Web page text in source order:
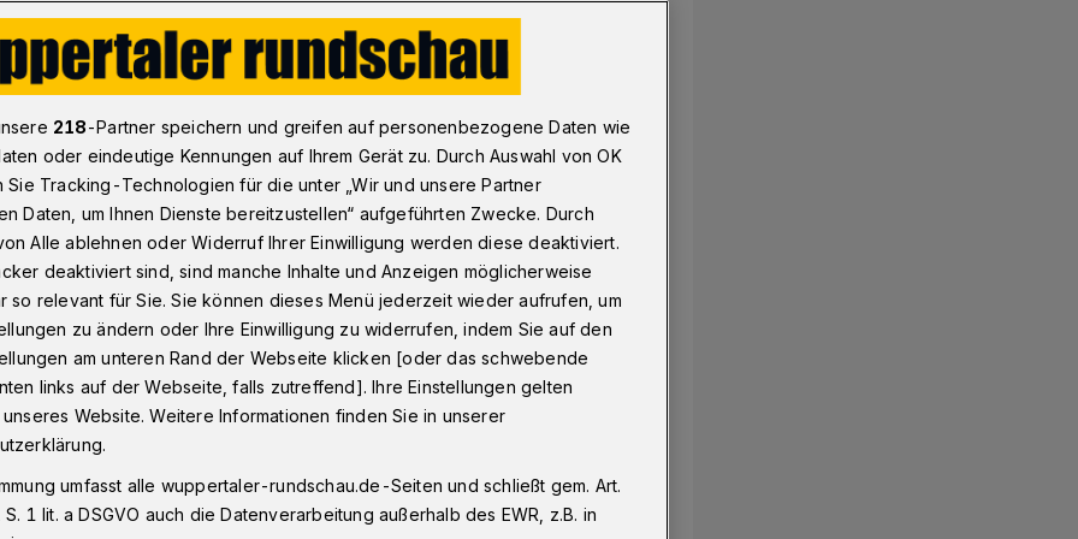
DGB-Vorsitzenden
von Reiner Hoffmann an der Uni
den DGB-
Vorsitzender des Deutschen
und Absolvent der Bergischen
Juni) in Wuppertaleinen Vortrag zum
218-Partner speichern und greifen auf personenbezogene Daten wie
oder eindeutige Kennungen auf Ihrem Gerät zu. Durch Auswahl von OK
Sie Tracking-Technologien für die unter „Wir und unsere Partner
Daten, um Ihnen Dienste bereitzustellen“ aufgeführten Zwecke. Durch
Alle ablehnen oder Widerruf Ihrer Einwilligung werden diese deaktiviert.
deaktiviert sind, sind manche Inhalte und Anzeigen möglicherweise
so relevant für Sie. Sie können dieses Menü jederzeit wieder aufrufen, um
zu ändern oder Ihre Einwilligung zu widerrufen, indem Sie auf den
am unteren Rand der Webseite klicken [oder das schwebende
links auf der Webseite, falls zutreffend]. Ihre Einstellungen gelten
Website. Weitere Informationen finden Sie in unserer
umfasst alle wuppertaler-rundschau.de-Seiten und schließt gem. Art.
1 lit. a DSGVO auch die Datenverarbeitung außerhalb des EWR, z.B. in